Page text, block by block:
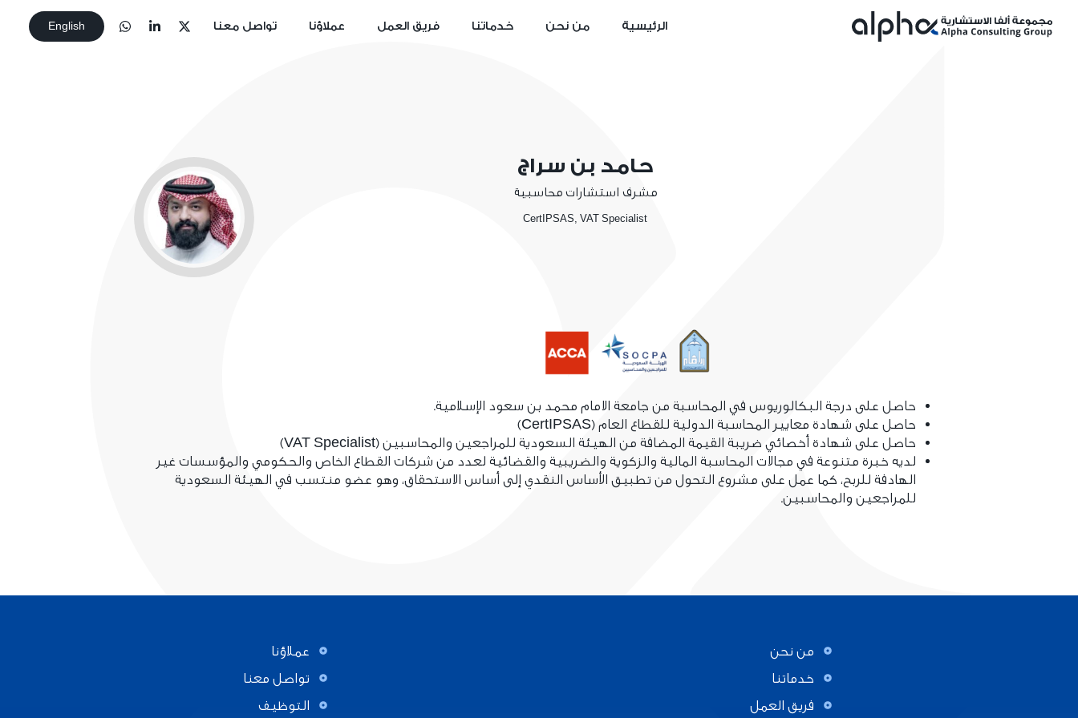
الرئيسية من نحن خدماتنا فريق العمل عملاؤنا تواصل معنا English
حامد بن سراج
مشرف استشارات محاسبية
CertIPSAS, VAT Specialist
حاصل على درجة البكالوريوس في المحاسبة من جامعة الامام محمد بن سعود الإسلامية.
حاصل على شهادة معايير المحاسبة الدولية للقطاع العام (CertIPSAS)
حاصل على شهادة أخصائي ضريبة القيمة المضافة من الهيئة السعودية للمراجعين والمحاسبين (VAT Specialist)
لديه خبرة متنوعة في مجالات المحاسبة المالية والزكوية والضريبية والقضائية لعدد من شركات القطاع الخاص والحكومي والمؤسسات غير
الهادفة للربح، كما عمل على مشروع التحول من تطبيق الأساس النقدي إلى أساس الاستحقاق، وهو عضو منتسب في الهيئة السعودية
للمراجعين والمحاسبين.
من نحن
خدماتنا
فريق العمل
عملاؤنا
تواصل معنا
التوظيف